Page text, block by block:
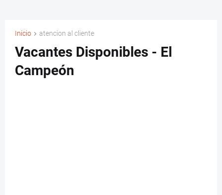
Inicio atencion al cliente
Vacantes Disponibles - El
Campeón